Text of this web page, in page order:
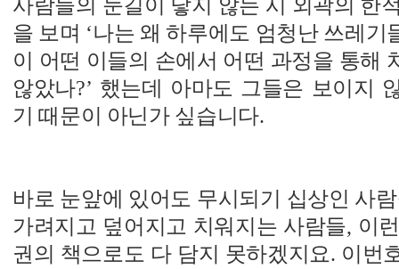
사람들의 눈길이 닿지 않는 시 외곽의 한
을 보며 ‘나는 왜 하루에도 엄청난 쓰레기
이 어떤 이들의 손에서 어떤 과정을 통해
않았나?’ 했는데 아마도 그들은 보이지
기 때문이 아닌가 싶습니다.
바로 눈앞에 있어도 무시되기 십상인 사
가려지고 덮어지고 치워지는 사람들, 이
권의 책으로도 다 담지 못하겠지요. 이번